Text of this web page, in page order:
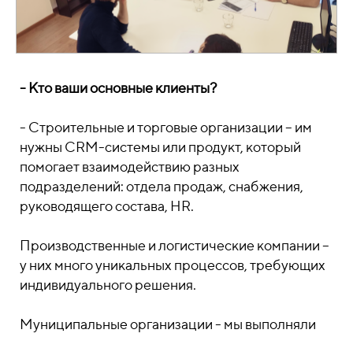
- Кто ваши основные клиенты?
- Строительные и торговые организации – им
нужны CRM-системы или продукт, который
помогает взаимодействию разных
подразделений: отдела продаж, снабжения,
руководящего состава, HR.
Производственные и логистические компании –
у них много уникальных процессов, требующих
индивидуального решения.
Муниципальные организации - мы выполняли